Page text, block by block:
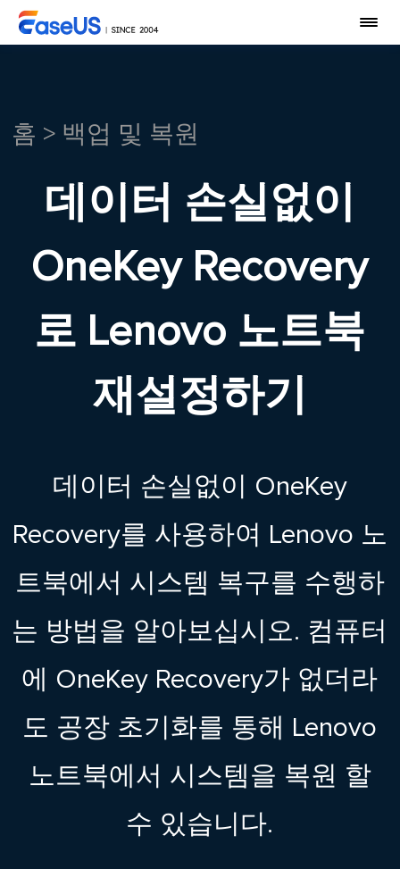
홈 > 백업 및 복원
데이터 손실없이
OneKey Recovery
로 Lenovo 노트북
재설정하기
데이터 손실없이 OneKey
Recovery를 사용하여 Lenovo 노
트북에서 시스템 복구를 수행하
는 방법을 알아보십시오. 컴퓨터
에 OneKey Recovery가 없더라
도 공장 초기화를 통해 Lenovo
노트북에서 시스템을 복원 할
수 있습니다.